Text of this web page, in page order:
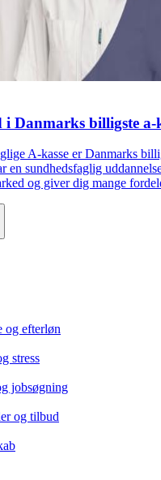
Danmarks billigste a-
A-kasse er Danmarks
en sundhedsfaglig
og giver dig mange
og efterløn
stress
jobsøgning
og tilbud